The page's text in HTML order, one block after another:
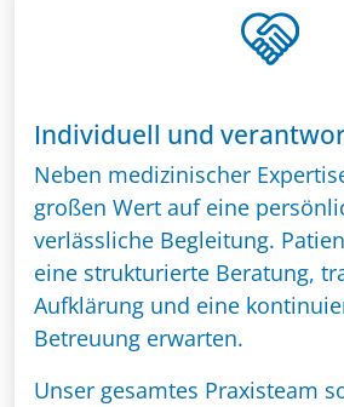
Individuell und
Neben medizinischer
großen Wert auf eine
verlässliche Begleitung.
eine strukturierte Beratung,
Aufklärung und eine
Betreuung erwarten.
Unser gesamtes Praxisteam